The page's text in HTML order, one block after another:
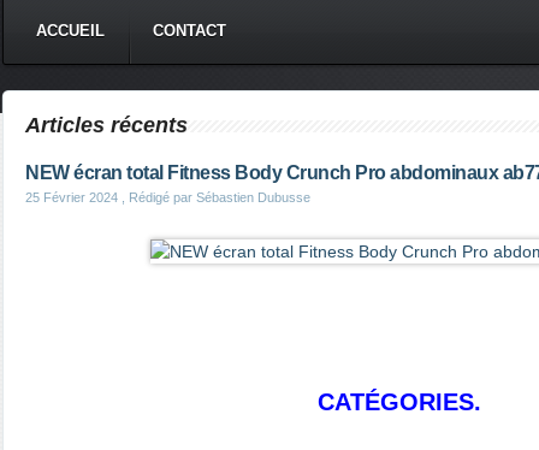
ACCUEIL CONTACT
Articles récents
NEW écran total Fitness Body Crunch Pro abdominaux
25 Février 2024 , Rédigé par Sébastien Dubusse
CATÉGORIES.